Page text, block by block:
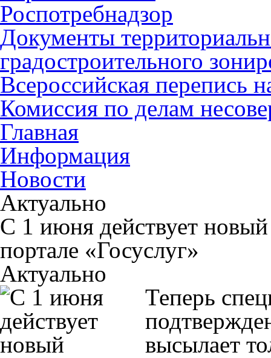
Роспотребнадзор
Документы
градостроительного
Всероссийская перепись
Комиссия по делам
Главная
Информация
Новости
Актуально
С 1 июня действует
портале «Госуслуг»
Актуально
Теперь
высылает